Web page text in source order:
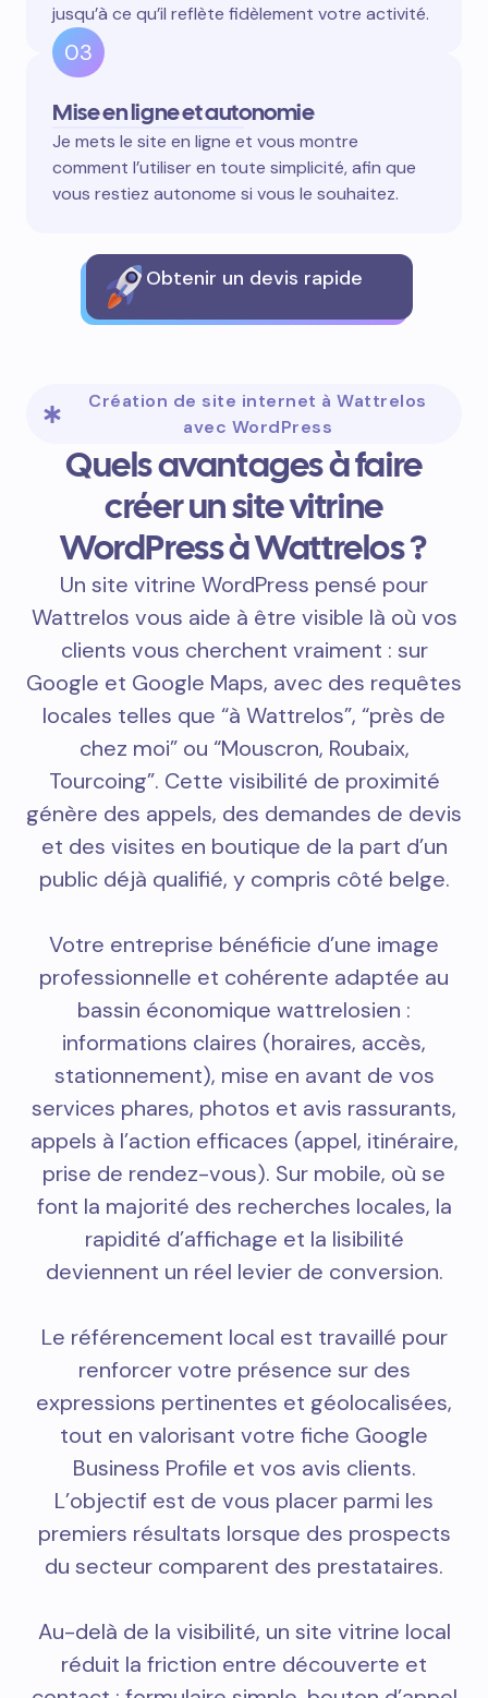
jusqu’à ce qu’il reflète fidèlement votre activité.
03
Mise en ligne et autonomie
Je mets le site en ligne et vous montre
comment l’utiliser en toute simplicité, afin que
vous restiez autonome si vous le souhaitez.
Obtenir un devis rapide
Création de site internet à Wattrelos
avec WordPress
Quels avantages à faire
créer un site vitrine
WordPress à Wattrelos ?
Un site vitrine WordPress pensé pour
Wattrelos vous aide à être visible là où vos
clients vous cherchent vraiment : sur
Google et Google Maps, avec des requêtes
locales telles que “à Wattrelos”, “près de
chez moi” ou “Mouscron, Roubaix,
Tourcoing”. Cette visibilité de proximité
génère des appels, des demandes de devis
et des visites en boutique de la part d’un
public déjà qualifié, y compris côté belge.
Votre entreprise bénéficie d’une image
professionnelle et cohérente adaptée au
bassin économique wattrelosien :
informations claires (horaires, accès,
stationnement), mise en avant de vos
services phares, photos et avis rassurants,
appels à l’action efficaces (appel, itinéraire,
prise de rendez-vous). Sur mobile, où se
font la majorité des recherches locales, la
rapidité d’affichage et la lisibilité
deviennent un réel levier de conversion.
Le référencement local est travaillé pour
renforcer votre présence sur des
expressions pertinentes et géolocalisées,
tout en valorisant votre fiche Google
Business Profile et vos avis clients.
L’objectif est de vous placer parmi les
premiers résultats lorsque des prospects
du secteur comparent des prestataires.
Au-delà de la visibilité, un site vitrine local
réduit la friction entre découverte et